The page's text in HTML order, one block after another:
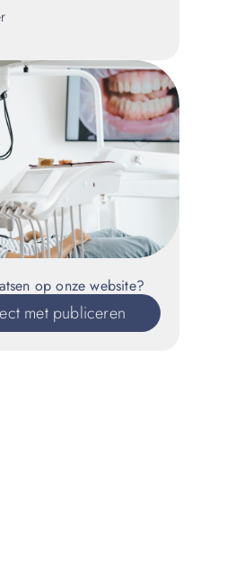
op onze website?
met publiceren